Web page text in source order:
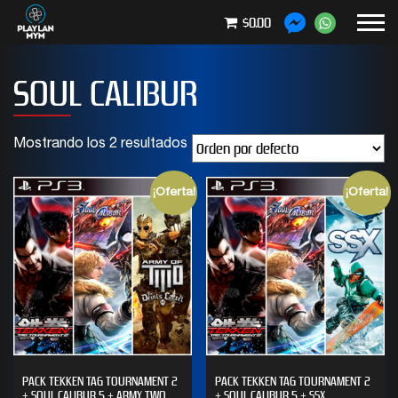
$0.00
SOUL CALIBUR
Mostrando los 2 resultados
¡Oferta!
PACK TEKKEN TAG TOURNAMENT 2
+ SOUL CALIBUR 5 + ARMY TWO
¡Oferta!
PACK TEKKEN TAG TOURNAMENT 2
+ SOUL CALIBUR 5 + SSX